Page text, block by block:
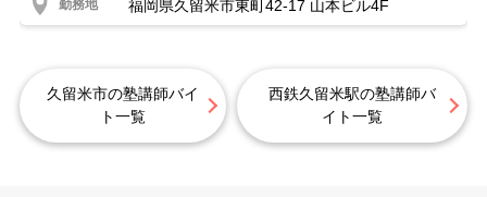
勤務地 福岡県久留米市東町42-17 山本ビル4F
久留米市の塾講師バイ
ト一覧
西鉄久留米駅の塾講師バ
イト一覧